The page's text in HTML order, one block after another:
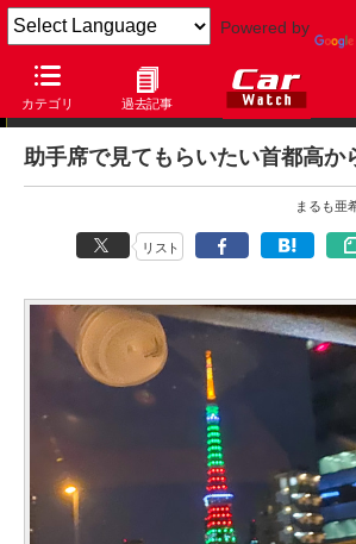
Powered by
カテゴリ 過去記事
まるも亜希子の「寄り道日和」
助手席で見てもらいたい首都高か
まるも亜
リスト